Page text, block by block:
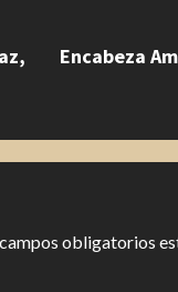
Encabeza
obligatorios